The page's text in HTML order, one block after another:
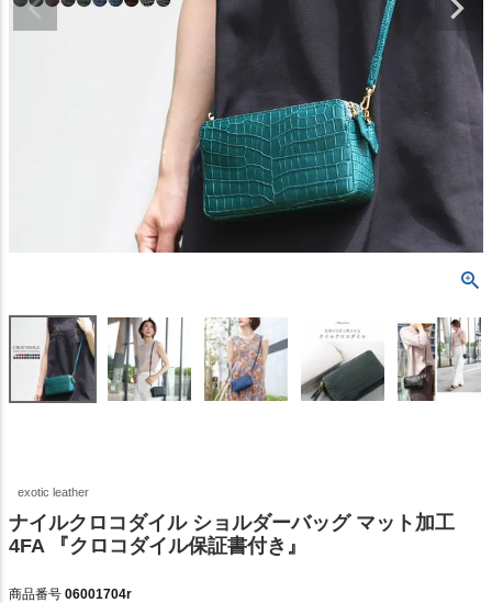
exotic leather
ナイルクロコダイル ショルダーバッグ マット加工
4FA 『クロコダイル保証書付き』
商品番号 06001704r